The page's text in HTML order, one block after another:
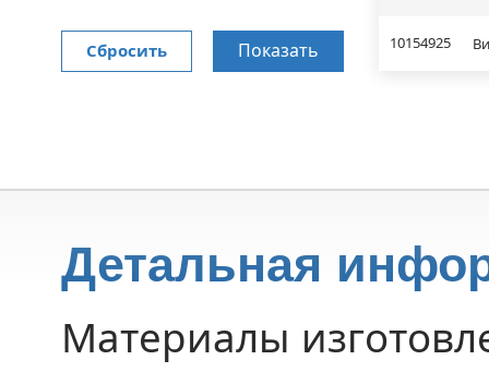
Сбросить Показать 10154925
Детальная
Материалы